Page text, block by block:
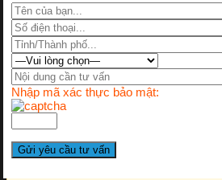
Nhập mã xác thực bảo mật: